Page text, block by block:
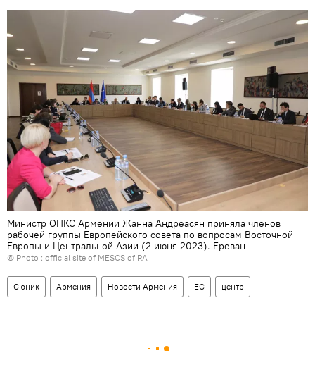
Министр ОНКС Армении Жанна Андреасян приняла членов
рабочей группы Европейского совета по вопросам Восточной
Европы и Центральной Азии (2 июня 2023). Еревaн
© Photo : official site of MESCS of RA
Сюник Армения Новости Армения ЕС центр